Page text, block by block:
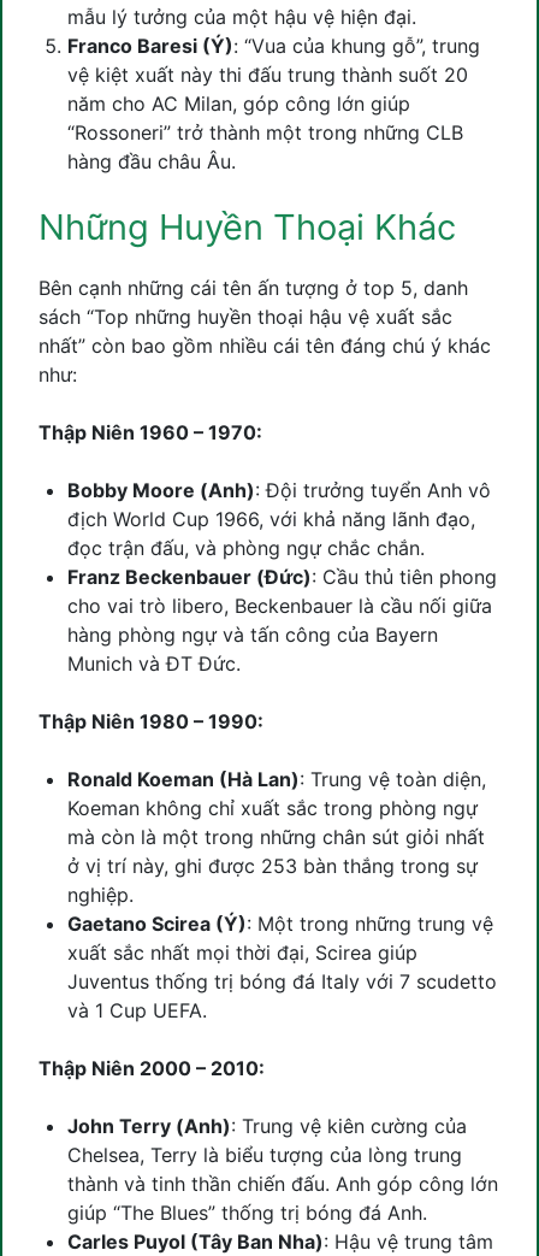
mẫu lý tưởng của một hậu vệ hiện đại.
Franco Baresi (Ý): “Vua của khung gỗ”, trung
vệ kiệt xuất này thi đấu trung thành suốt 20
năm cho AC Milan, góp công lớn giúp
“Rossoneri” trở thành một trong những CLB
hàng đầu châu Âu.
Những Huyền Thoại Khác
Bên cạnh những cái tên ấn tượng ở top 5, danh
sách “Top những huyền thoại hậu vệ xuất sắc
nhất” còn bao gồm nhiều cái tên đáng chú ý khác
như:
Thập Niên 1960 – 1970:
Bobby Moore (Anh): Đội trưởng tuyển Anh vô
địch World Cup 1966, với khả năng lãnh đạo,
đọc trận đấu, và phòng ngự chắc chắn.
Franz Beckenbauer (Đức): Cầu thủ tiên phong
cho vai trò libero, Beckenbauer là cầu nối giữa
hàng phòng ngự và tấn công của Bayern
Munich và ĐT Đức.
Thập Niên 1980 – 1990:
Ronald Koeman (Hà Lan): Trung vệ toàn diện,
Koeman không chỉ xuất sắc trong phòng ngự
mà còn là một trong những chân sút giỏi nhất
ở vị trí này, ghi được 253 bàn thắng trong sự
nghiệp.
Gaetano Scirea (Ý): Một trong những trung vệ
xuất sắc nhất mọi thời đại, Scirea giúp
Juventus thống trị bóng đá Italy với 7 scudetto
và 1 Cup UEFA.
Thập Niên 2000 – 2010:
John Terry (Anh): Trung vệ kiên cường của
Chelsea, Terry là biểu tượng của lòng trung
thành và tinh thần chiến đấu. Anh góp công lớn
giúp “The Blues” thống trị bóng đá Anh.
Carles Puyol (Tây Ban Nha): Hậu vệ trung tâm